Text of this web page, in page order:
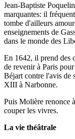
Jean-Baptiste
marquantes: il
tombe d'ailleurs
enseignements de
dans le monde des
En 1642, il prend des
de revenir à Paris
Béjart contre l'avis de
XIII à Narbonne.
Puis Molière renonce
couper les vivres.
La vie théâtrale